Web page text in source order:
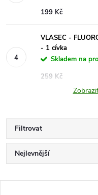
199 Kč
VLASEC -
- 1 cívka
Skladem na
259 Kč
Filtrovat
Ř
a
Nejlevnější